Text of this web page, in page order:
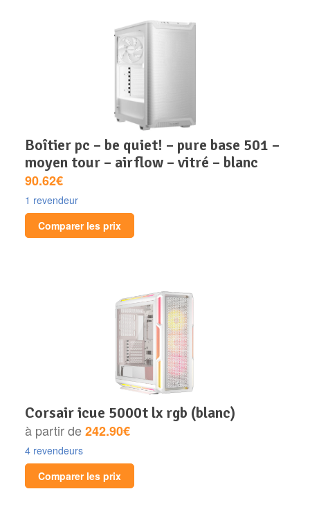
boîtier pc – be quiet! – pure base 501 –
moyen tour – airflow – vitré – blanc
90.62€
1 revendeur
Comparer les prix
corsair icue 5000t lx rgb (blanc)
à partir de242.90€
4 revendeurs
Comparer les prix